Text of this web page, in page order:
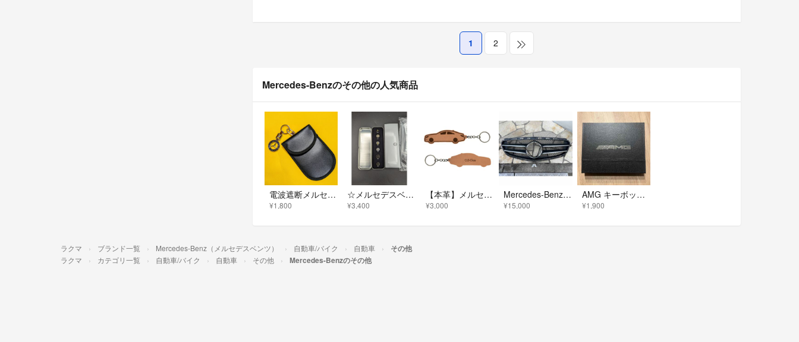
1 2
Mercedes-Benzのその他の人気商品
電波遮断メルセデス・ベンツ◆キーホルダーと電波遮断キーケース
¥1,800
☆メルセデスベンツ 純正ヒストリーピンバッジセット 1909-1989 ☆
¥3,400
【本革】メルセデスAMG CLSクラス【C218系】レザーキーホルダー
¥3,000
Mercedes-Benz S212 E Class FrontGrill
¥15,000
AMG キーボックス
¥1,900
ラクマ ブランド一覧 Mercedes-Benz（メルセデスベンツ） 自動車/バイク 自動車 その他
ラクマ カテゴリ一覧 自動車/バイク 自動車 その他 Mercedes-Benzのその他